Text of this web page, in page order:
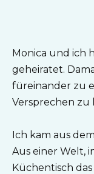
Monica und ich
geheiratet.
füreinander zu
Versprechen zu
Ich kam aus
Aus einer Welt,
Küchentisch